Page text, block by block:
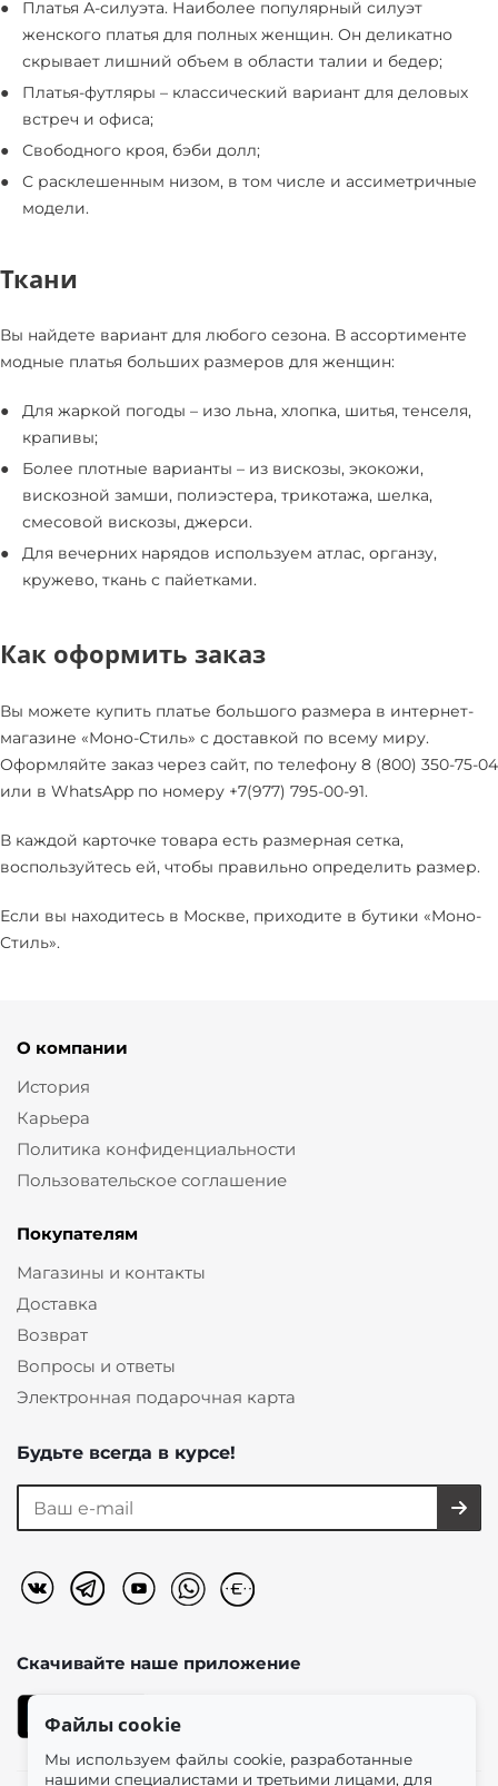
Платья А-силуэта. Наиболее популярный силуэт
женского платья для полных женщин. Он деликатно
скрывает лишний объем в области талии и бедер;
Платья-футляры – классический вариант для деловых
встреч и офиса;
Свободного кроя, бэби долл;
С расклешенным низом, в том числе и ассиметричные
модели.
Ткани
Вы найдете вариант для любого сезона. В ассортименте
модные платья больших размеров для женщин:
Для жаркой погоды – изо льна, хлопка, шитья, тенселя,
крапивы;
Более плотные варианты – из вискозы, экокожи,
вискозной замши, полиэстера, трикотажа, шелка,
смесовой вискозы, джерси.
Для вечерних нарядов используем атлас, органзу,
кружево, ткань с пайетками.
Как оформить заказ
Вы можете купить платье большого размера в интернет-
магазине «Моно-Стиль» с доставкой по всему миру.
Оформляйте заказ через сайт, по телефону 8 (800) 350-75-04
или в WhatsApp по номеру +7(977) 795-00-91.
В каждой карточке товара есть размерная сетка,
воспользуйтесь ей, чтобы правильно определить размер.
Если вы находитесь в Москве, приходите в бутики «Моно-
Стиль».
О компании
История
Карьера
Политика конфиденциальности
Пользовательское соглашение
Покупателям
Магазины и контакты
Доставка
Возврат
Вопросы и ответы
Электронная подарочная карта
Будьте всегда в курсе!
Скачивайте наше приложение
Файлы cookie
Мы используем файлы cookie, разработанные
нашими специалистами и третьими лицами, для